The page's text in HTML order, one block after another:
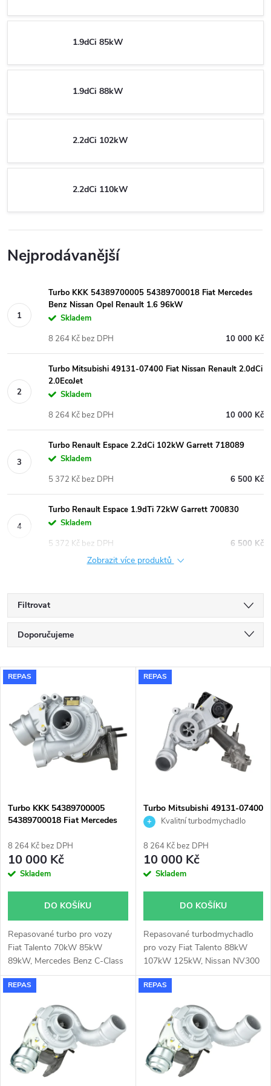
1.9dCi 85kW
1.9dCi 88kW
2.2dCi 102kW
2.2dCi 110kW
Nejprodávanější
Turbo KKK 54389700005 54389700018 Fiat Mercedes
Benz Nissan Opel Renault 1.6 96kW
Skladem
10 000 Kč
8 264 Kč bez DPH
Turbo Mitsubishi 49131-07400 Fiat Nissan Renault 2.0dCi
2.0EcoJet
Skladem
10 000 Kč
8 264 Kč bez DPH
Turbo Renault Espace 2.2dCi 102kW Garrett 718089
Skladem
6 500 Kč
5 372 Kč bez DPH
Turbo Renault Espace 1.9dTi 72kW Garrett 700830
Skladem
6 500 Kč
5 372 Kč bez DPH
Zobrazit více produktů
Filtrovat
Ř
a
e
p
r
o
u
k
t
Doporučujeme
Nejdražší
Nejprodávanější
Abecedně
V
ý
p
s
p
r
o
d
u
k
ů
REPAS
Turbo KKK 54389700005
54389700018 Fiat Mercedes
96kW
8 264 Kč bez DPH
10 000 Kč
Skladem
DO KOŠÍKU
Repasované turbo pro vozy
Fiat Talento 70kW 85kW
89kW, Mercedes Benz C-Class
85kW 100kW, Vito 65kW
84kW, Nissan NV300 70kW
96kW, Opel Vivaro 66kW
70kW 85kW 89kW, Renault
Espace 96kW, Fluence 96kW,
Grand Scenic 96kW, Kadjar
96kW, Koleos 96kW, Megane
96kW, Scenic 96kW, Talisman
REPAS
Turbo Mitsubishi 49131-07400
Fiat Nissan Renault 2.0dCi
Kvalitní turbodmychadlo
8 264 Kč bez DPH
10 000 Kč
Skladem
DO KOŠÍKU
Repasované turbodmychadlo
pro vozy Fiat Talento 88kW
107kW 125kW, Nissan NV300
88kW 107kW 125kW, Renault
Espace 118kW 140kW 147kW,
118kW 147kW, Trafic 88kW
107kW 125kW
REPAS REPAS